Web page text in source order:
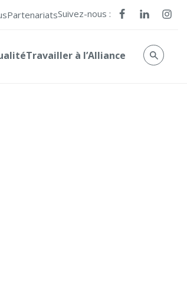
PartenariatsSuivez-nous :
Travailler à l’Alliance